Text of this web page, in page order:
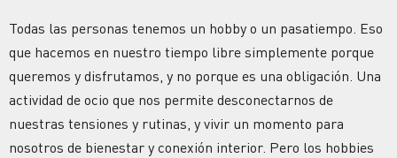
Todas las personas tenemos un hobby o un pasatiempo. Eso
que hacemos en nuestro tiempo libre simplemente porque
queremos y disfrutamos, y no porque es una obligación. Una
actividad de ocio que nos permite desconectarnos de
nuestras tensiones y rutinas, y vivir un momento para
nosotros de bienestar y conexión interior. Pero los hobbies